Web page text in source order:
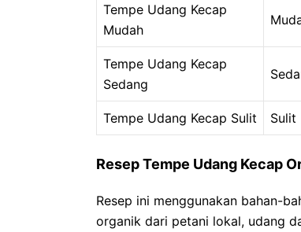
Tempe Udang Kecap
Mudah
Tempe Udang Kecap
Sedang
Tempe Udang Kecap Sulit Sulit
Resep Tempe Udang Kecap
Resep ini menggunakan bahan-
organik dari petani lokal, udang